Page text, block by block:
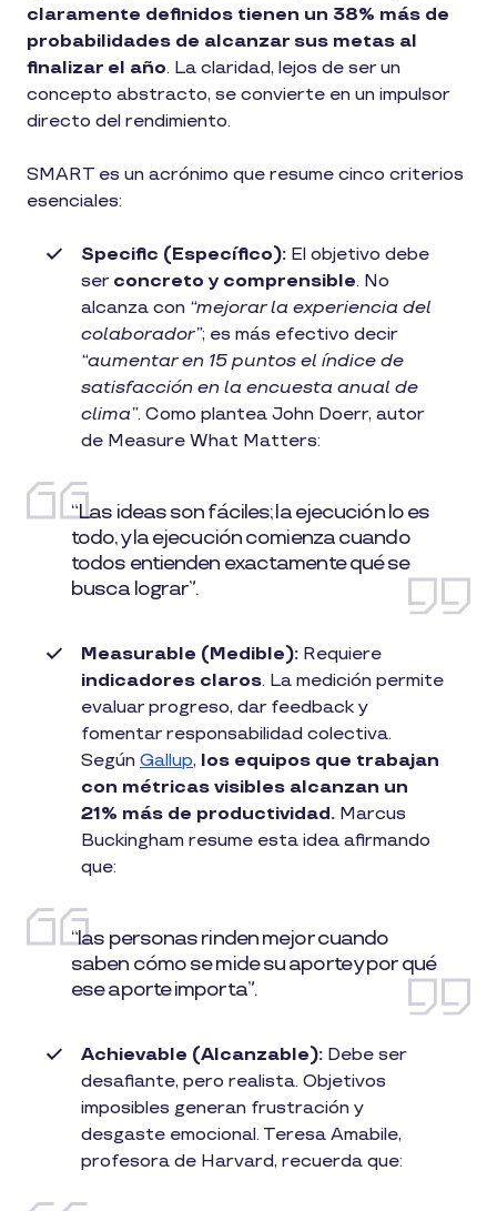
claramente definidos tienen un 38% más de
probabilidades de alcanzar sus metas al
finalizar el año. La claridad, lejos de ser un
concepto abstracto, se convierte en un impulsor
directo del rendimiento.
SMART es un acrónimo que resume cinco criterios
esenciales:
Specific (Específico): El objetivo debe
ser concreto y comprensible. No
alcanza con “mejorar la experiencia del
colaborador”; es más efectivo decir
“aumentar en 15 puntos el índice de
satisfacción en la encuesta anual de
clima”. Como plantea John Doerr, autor
de Measure What Matters:
“Las ideas son fáciles; la ejecución lo es
todo, y la ejecución comienza cuando
todos entienden exactamente qué se
busca lograr”.
Measurable (Medible): Requiere
indicadores claros. La medición permite
evaluar progreso, dar feedback y
fomentar responsabilidad colectiva.
Según Gallup, los equipos que trabajan
con métricas visibles alcanzan un
21% más de productividad. Marcus
Buckingham resume esta idea afirmando
que:
“las personas rinden mejor cuando
saben cómo se mide su aporte y por qué
ese aporte importa”.
Achievable (Alcanzable): Debe ser
desafiante, pero realista. Objetivos
imposibles generan frustración y
desgaste emocional. Teresa Amabile,
profesora de Harvard, recuerda que: